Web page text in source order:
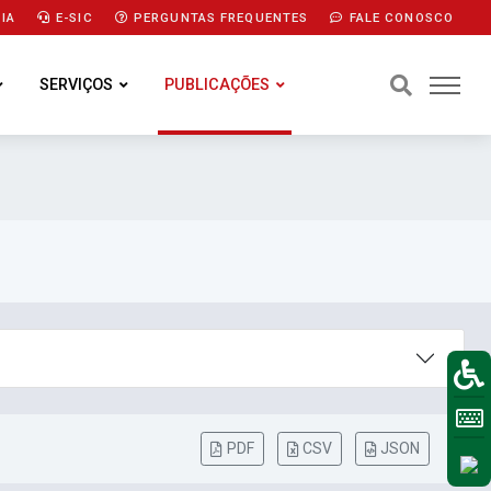
E-SIC PERGUNTAS FREQUENTES FALE CONOSCO
SERVIÇOS PUBLICAÇÕES
PDF CSV JSON